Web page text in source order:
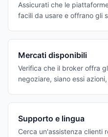
Assicurati che le
facili da usare e offrano gli
Mercati disponibili
Verifica che il broker offra
negoziare, siano essi
Supporto e lingua
Cerca un'assistenza clienti